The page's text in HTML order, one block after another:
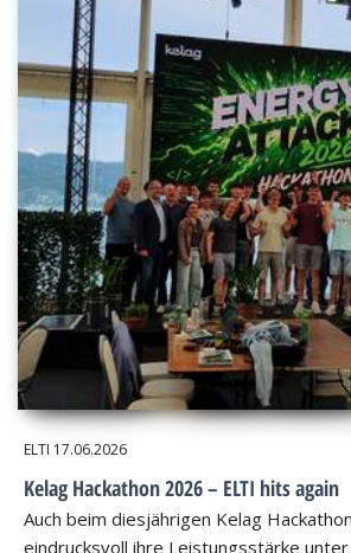
ELTI 17.06.2026
Kelag Hackathon 2026 – ELTI hits again
Auch beim diesjährigen Kelag
eindrucksvoll ihre Leistungsstärke